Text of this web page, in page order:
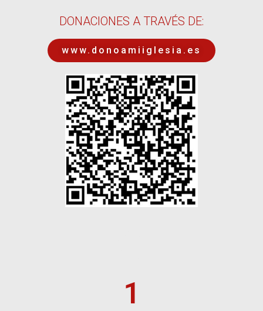
DONACIONES A TRAVÉS DE:
www.donoamiiglesia.es
1